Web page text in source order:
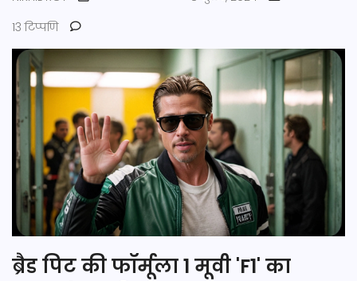
13 टिप्पणि
ब्रैड पिट की फॉर्मूला 1 मूवी 'F1' का